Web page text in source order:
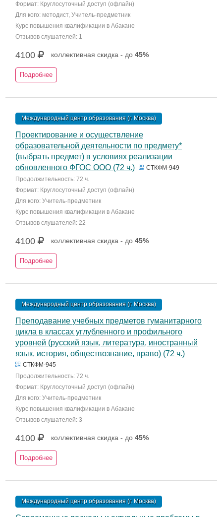
Формат: Круглосуточный доступ (офлайн)
Для кого: методист, Учитель-предметник
Курс повышения квалификации в Абакане
Отзывов слушателей: 1
4100 коллективная скидка - до 45%
Подробнее
Международный центр образования (г. Москва)
Проектирование и осуществление
образовательной деятельности по предмету*
(выбрать предмет) в условиях реализации
обновленного ФГОС ООО (72 ч.)
СТКФМ-949
Продолжительность: 72 ч.
Формат: Круглосуточный доступ (офлайн)
Для кого: Учитель-предметник
Курс повышения квалификации в Абакане
Отзывов слушателей: 22
4100 коллективная скидка - до 45%
Подробнее
Международный центр образования (г. Москва)
Преподавание учебных предметов гуманитарного
цикла в классах углубленного и профильного
уровней (русский язык, литература, иностранный
язык, история, обществознание, право) (72 ч.)
СТКФМ-945
Продолжительность: 72 ч.
Формат: Круглосуточный доступ (офлайн)
Для кого: Учитель-предметник
Курс повышения квалификации в Абакане
Отзывов слушателей: 3
4100 коллективная скидка - до 45%
Подробнее
Международный центр образования (г. Москва)